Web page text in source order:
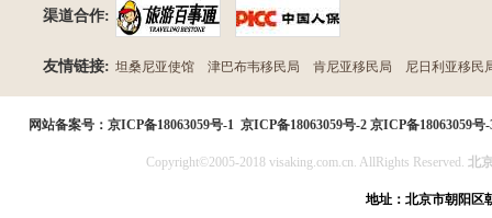
渠道合作:
友情链接: 坦桑尼亚使馆 津巴布韦移民局 肯尼亚移民局 尼日利亚移民
网站备案号： 京ICP备18063059号-1 京ICP备18063059号-2 京ICP备18063059号-
Copyright©2005-2018 visaking.com.cn. AllRights Reserved. 北
地址：北京市朝阳区